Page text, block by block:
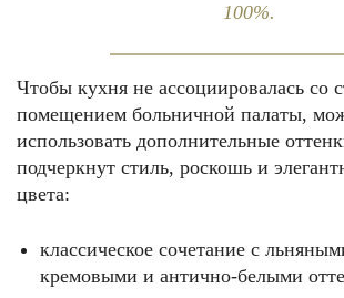
100%.
Чтобы кухня не ассоциировалась со
помещением больничной палаты,
использовать дополнительные
подчеркнут стиль, роскошь и
цвета:
классическое сочетание с
кремовыми и антично-белыми